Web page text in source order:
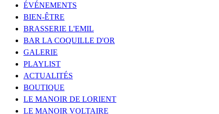
ÉVÉNEMENTS
BIEN-ÊTRE
BRASSERIE L'EMIL
BAR LA COQUILLE D'OR
GALERIE
PLAYLIST
ACTUALITÉS
BOUTIQUE
LE MANOIR DE LORIENT
LE MANOIR VOLTAIRE